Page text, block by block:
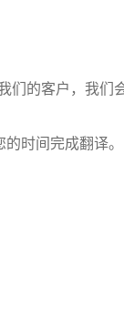
们的客户，我们
时间完成翻译。